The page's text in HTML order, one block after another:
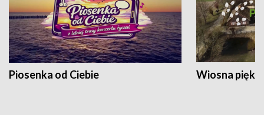
Piosenka od Ciebie Wiosna